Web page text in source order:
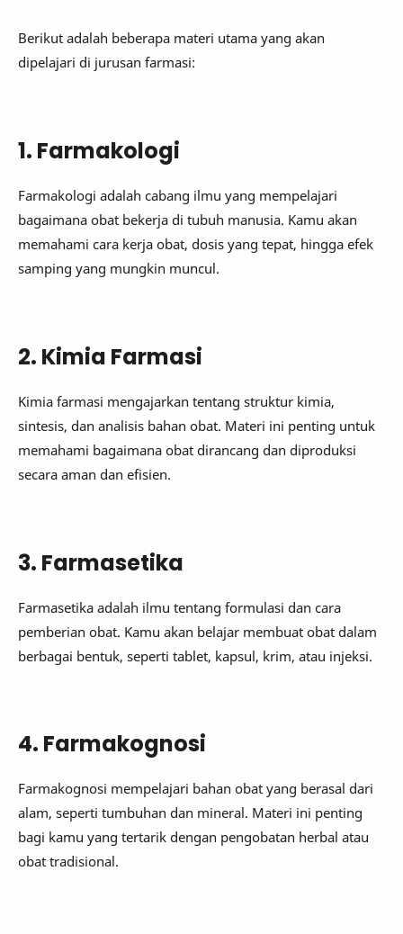
Berikut adalah beberapa materi utama yang akan
dipelajari di jurusan farmasi:
1. Farmakologi
Farmakologi adalah cabang ilmu yang mempelajari
bagaimana obat bekerja di tubuh manusia. Kamu akan
memahami cara kerja obat, dosis yang tepat, hingga efek
samping yang mungkin muncul.
2. Kimia Farmasi
Kimia farmasi mengajarkan tentang struktur kimia,
sintesis, dan analisis bahan obat. Materi ini penting untuk
memahami bagaimana obat dirancang dan diproduksi
secara aman dan efisien.
3. Farmasetika
Farmasetika adalah ilmu tentang formulasi dan cara
pemberian obat. Kamu akan belajar membuat obat dalam
berbagai bentuk, seperti tablet, kapsul, krim, atau injeksi.
4. Farmakognosi
Farmakognosi mempelajari bahan obat yang berasal dari
alam, seperti tumbuhan dan mineral. Materi ini penting
bagi kamu yang tertarik dengan pengobatan herbal atau
obat tradisional.